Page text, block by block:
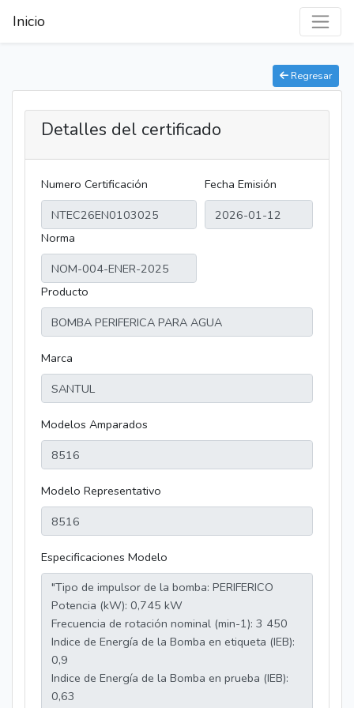
Inicio
Regresar
Detalles del certificado
Numero Certificación Fecha Emisión
Norma
Producto
Marca
Modelos Amparados
Modelo Representativo
Especificaciones Modelo